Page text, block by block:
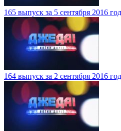
165 выпуск за 5 сентября 2016
164 выпуск за 2 сентября 2016 год